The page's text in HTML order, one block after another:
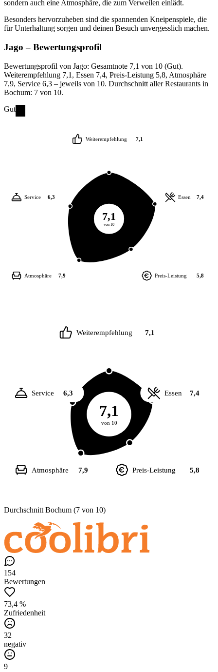
sondern auch eine Atmosphäre, die zum Verweilen einlädt.
Besonders hervorzuheben sind die spannenden Kneipenspiele, die
für Unterhaltung sorgen und deinen Besuch unvergesslich machen.
Jago – Bewertungsprofil
Bewertungsprofil von Jago: Gesamtnote 7,1 von 10 (Gut).
Weiterempfehlung 7,1, Essen 7,4, Preis-Leistung 5,8, Atmosphäre
7,9, Service 6,3 – jeweils von 10. Durchschnitt aller Restaurants in
Bochum: 7 von 10.
Gut
7,1
von 10
Weiterempfehlung 7,1
Essen 7,4
Preis-Leistung 5,8
Atmosphäre 7,9
Service 6,3
7,1
von 10
Weiterempfehlung 7,1
Essen 7,4
Preis-Leistung 5,8
Atmosphäre 7,9
Service 6,3
Durchschnitt Bochum (7 von 10)
154
Bewertungen
73,4 %
Zufriedenheit
32
negativ
9